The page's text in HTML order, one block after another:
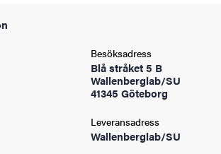
Besöksadress
Blå stråket 5 B
Wallenberglab/SU
41345 Göteborg
Leveransadress
Wallenberglab/SU